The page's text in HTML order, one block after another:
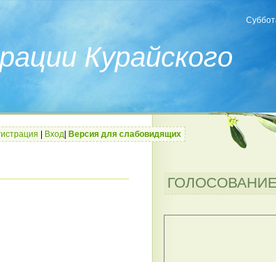
Курайского
Вход Версия для слабовидящих
ГОЛОСОВАНИЕ